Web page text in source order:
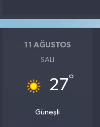
11 AĞUSTOS
SALI
27°
Güneşli